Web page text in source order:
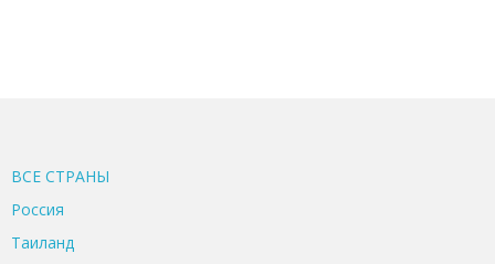
ВСЕ CТРАНЫ
Россия
Таиланд